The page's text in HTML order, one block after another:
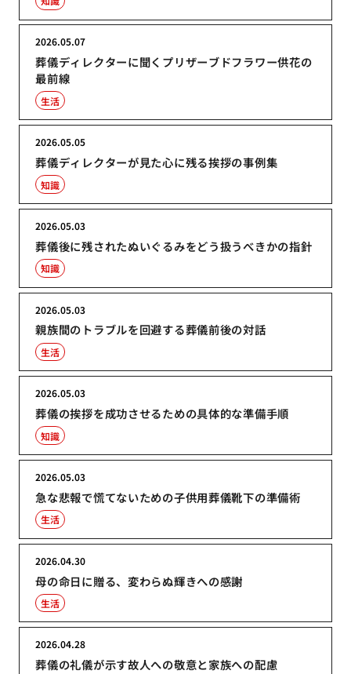
葬儀ディレクターに聞くプリザーブドフラワー供花の
最前線
2026.05.07
生活
葬儀ディレクターが見た心に残る挨拶の事例集
2026.05.05
知識
葬儀後に残されたぬいぐるみをどう扱うべきかの指針
2026.05.03
知識
親族間のトラブルを回避する葬儀前後の対話
2026.05.03
生活
葬儀の挨拶を成功させるための具体的な準備手順
2026.05.03
知識
急な悲報で慌てないための子供用葬儀靴下の準備術
2026.05.03
生活
母の命日に贈る、変わらぬ輝きへの感謝
2026.04.30
生活
葬儀の礼儀が示す故人への敬意と家族への配慮
2026.04.28